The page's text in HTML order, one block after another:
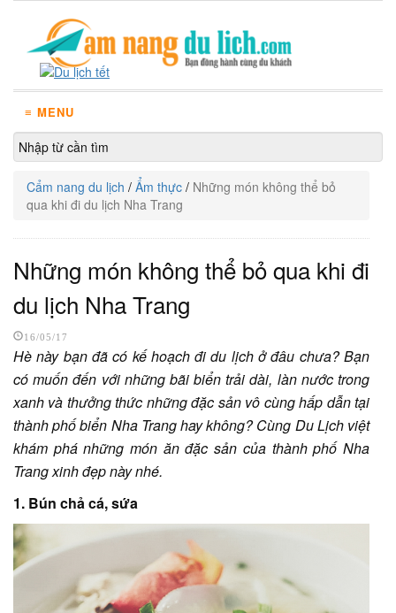
≡ MENU
Cẩm nang du lịch / Ẩm thực / Những món không thể bỏ
qua khi đi du lịch Nha Trang
Những món không thể bỏ qua khi đi
du lịch Nha Trang
16/05/17
Hè này bạn đã có kế hoạch đi du lịch ở đâu chưa? Bạn
có muốn đến với những bãi biển trải dài, làn nước trong
xanh và thưởng thức những đặc sản vô cùng hấp dẫn tại
thành phố biển Nha Trang hay không? Cùng Du Lịch việt
khám phá những món ăn đặc sản của thành phố Nha
Trang xinh đẹp này nhé.
1. Bún chả cá, sứa